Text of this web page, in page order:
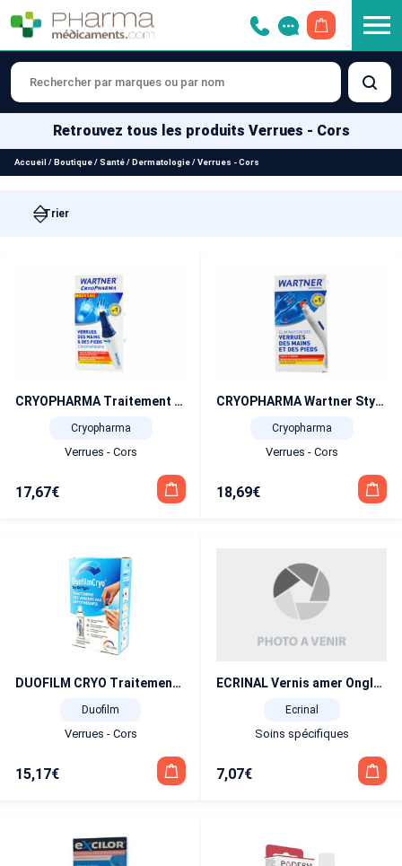
Retrouvez tous les produits Verrues - Cors
Accueil / Boutique/Santé/ Dermatologie/Verrues - Cors
CRYOPHARMA Traitement par cryothérapie pour verrues des mains et des pieds – 14 ml
Cryopharma
Verrues - Cors
17,67€
CRYOPHARMA Wartner Stylo Anti-Verrues
Cryopharma
Verrues - Cors
18,69€
DUOFILM CRYO Traitement des verrues par cryothérapie solution pour application locale
Duofilm
Verrues - Cors
15,17€
ECRINAL Vernis amer Ongles rongés 10 ml
Ecrinal
Soins spécifiques
7,07€